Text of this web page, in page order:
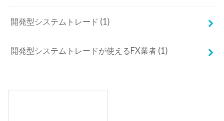
開発型システムトレード (1)
開発型システムトレードが使えるFX業者 (1)